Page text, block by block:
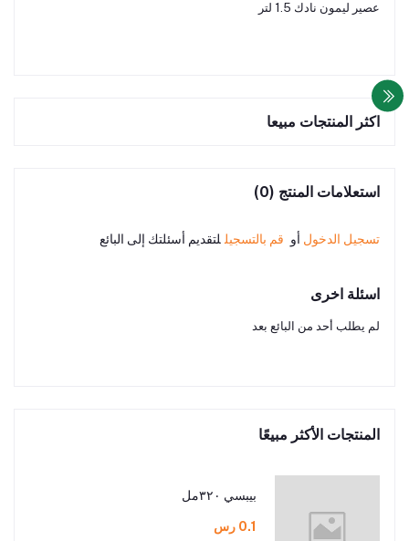
عصير ليمون نادك 1.5 لتر
اكثر المنتجات مبيعا
استعلامات المنتج (0)
تسجيل الدخول أو قم بالتسجيل لتقديم أسئلتك إلى البائع
اسئلة اخرى
لم يطلب أحد من البائع بعد
المنتجات الأكثر مبيعًا
بيبسي ٣٢٠مل
0.1 رس